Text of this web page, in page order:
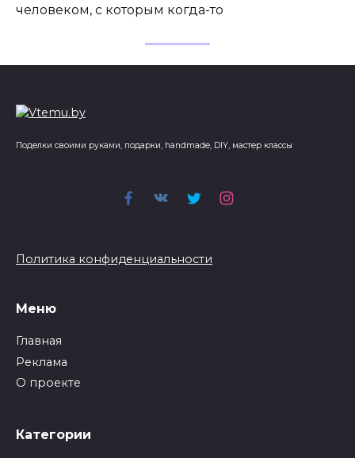
человеком, с которым когда-то
Поделки своими руками, подарки, handmade, DIY, мастер классы
Политика конфиденциальности
Меню
Главная
Реклама
О проекте
Категории